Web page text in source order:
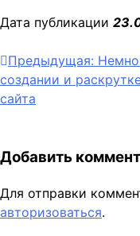
Дата публикации
Навигация
по
Предыдущая:
создании и
сайта
Добавить
Для отправки
авторизоваться.